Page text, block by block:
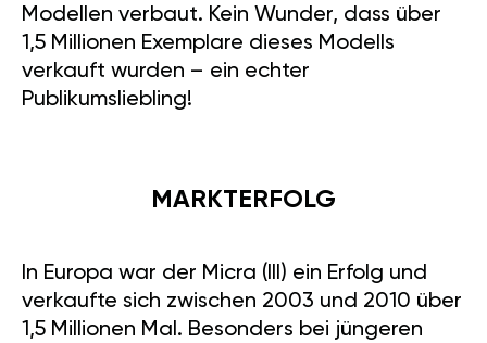
Modellen verbaut. Kein Wunder, dass über
1,5 Millionen Exemplare dieses Modells
verkauft wurden – ein echter
Publikumsliebling!
MARKTERFOLG
In Europa war der Micra (III) ein Erfolg und
verkaufte sich zwischen 2003 und 2010 über
1,5 Millionen Mal. Besonders bei jüngeren